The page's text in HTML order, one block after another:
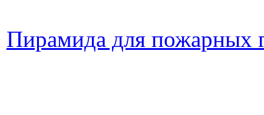
Пирамида для пожарных